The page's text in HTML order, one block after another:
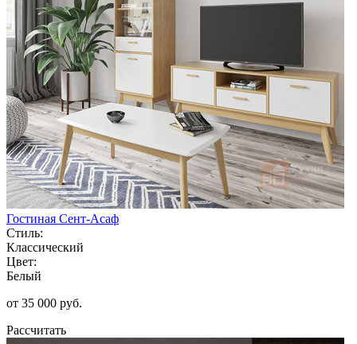
Гостиная Сент-Асаф
Стиль:
Классический
Цвет:
Белый
от 35 000 руб.
Рассчитать